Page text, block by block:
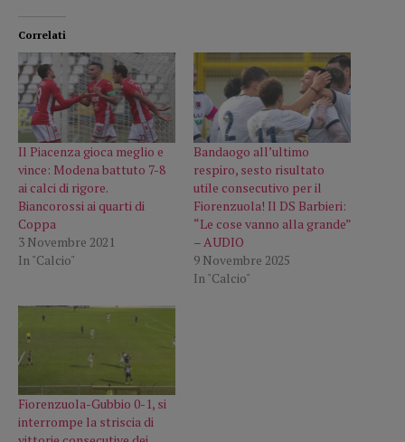
Correlati
Il Piacenza gioca meglio e
vince: Modena battuto 7-8
ai calci di rigore.
Biancorossi ai quarti di
Coppa
3 Novembre 2021
In "Calcio"
Bandaogo all’ultimo
respiro, sesto risultato
utile consecutivo per il
Fiorenzuola! Il DS Barbieri:
“Le cose vanno alla grande”
– AUDIO
9 Novembre 2025
In "Calcio"
Fiorenzuola-Gubbio 0-1, si
interrompe la striscia di